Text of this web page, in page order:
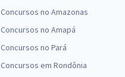
Concursos no Amazonas
Concursos no Amapá
Concursos no Pará
Concursos em Rondônia